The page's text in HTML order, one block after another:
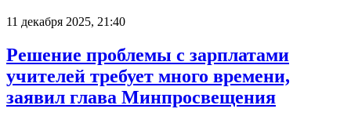
11 декабря 2025, 21:40
Решение проблемы с зарплатами
учителей требует много времени,
заявил глава Минпросвещения